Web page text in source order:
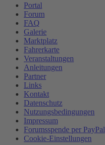
Portal
Forum
FAQ
Galerie
Marktplatz
Fahrerkarte
Veranstaltungen
Anleitungen
Partner
Links
Kontakt
Datenschutz
Nutzungsbedingungen
Impressum
Forumsspende per PayPal
Cookie-Einstellungen